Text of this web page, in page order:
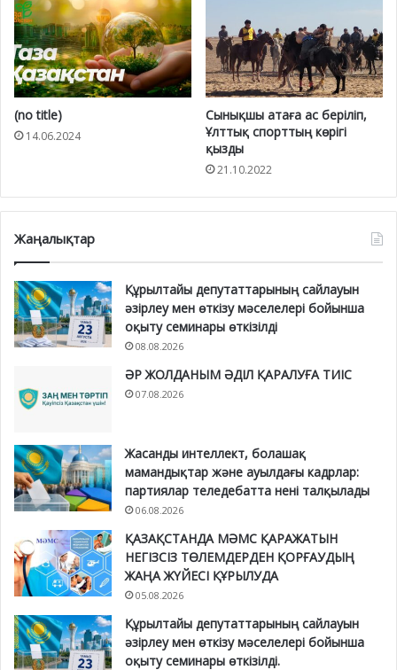
(no title)
14.06.2024
Сынықшы атаға ас беріліп,
Ұлттық спорттың көрігі
қызды
21.10.2022
Жаңалықтар
Құрылтайы депутаттарының сайлауын
әзірлеу мен өткізу мәселелері бойынша
оқыту семинары өткізілді
08.08.2026
ӘР ЖОЛДАНЫМ ӘДІЛ ҚАРАЛУҒА ТИІС
07.08.2026
Жасанды интеллект, болашақ
мамандықтар және ауылдағы кадрлар:
партиялар теледебатта нені талқылады
06.08.2026
ҚАЗАҚСТАНДА МӘМС ҚАРАЖАТЫН
НЕГІЗСІЗ ТӨЛЕМДЕРДЕН ҚОРҒАУДЫҢ
ЖАҢА ЖҮЙЕСІ ҚҰРЫЛУДА
05.08.2026
Құрылтайы депутаттарының сайлауын
әзірлеу мен өткізу мәселелері бойынша
оқыту семинары өткізілді.